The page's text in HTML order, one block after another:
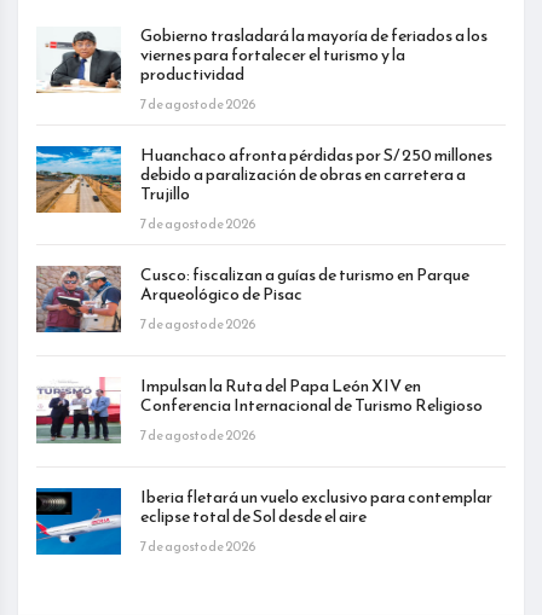
Gobierno trasladará la mayoría de feriados a los
viernes para fortalecer el turismo y la
productividad
7 de agosto de 2026
Huanchaco afronta pérdidas por S/ 250 millones
debido a paralización de obras en carretera a
Trujillo
7 de agosto de 2026
Cusco: fiscalizan a guías de turismo en Parque
Arqueológico de Pisac
7 de agosto de 2026
Impulsan la Ruta del Papa León XIV en
Conferencia Internacional de Turismo Religioso
7 de agosto de 2026
Iberia fletará un vuelo exclusivo para contemplar
eclipse total de Sol desde el aire
7 de agosto de 2026